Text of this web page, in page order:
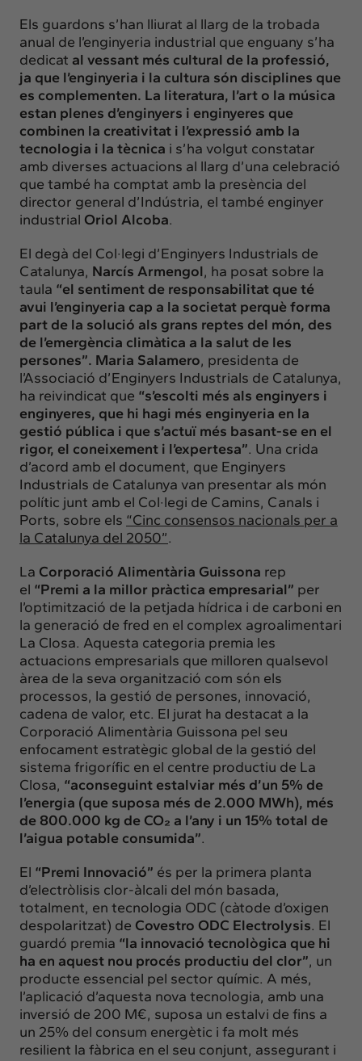
Els guardons s’han lliurat al llarg de la trobada
anual de l’enginyeria industrial que enguany s’ha
dedicat al vessant més cultural de la professió,
ja que l’enginyeria i la cultura són disciplines que
es complementen. La literatura, l’art o la música
estan plenes d’enginyers i enginyeres que
combinen la creativitat i l’expressió amb la
tecnologia i la tècnica i s’ha volgut constatar
amb diverses actuacions al llarg d’una celebració
que també ha comptat amb la presència del
director general d’Indústria, el també enginyer
industrial Oriol Alcoba.
El degà del Col·legi d’Enginyers Industrials de
Catalunya, Narcís Armengol, ha posat sobre la
taula “el sentiment de responsabilitat que té
avui l’enginyeria cap a la societat perquè forma
part de la solució als grans reptes del món, des
de l’emergència climàtica a la salut de les
persones”. Maria Salamero, presidenta de
l’Associació d’Enginyers Industrials de Catalunya,
ha reivindicat que “s’escolti més als enginyers i
enginyeres, que hi hagi més enginyeria en la
gestió pública i que s’actuï més basant-se en el
rigor, el coneixement i l’expertesa”. Una crida
d’acord amb el document, que Enginyers
Industrials de Catalunya van presentar als món
polític junt amb el Col·legi de Camins, Canals i
Ports, sobre els “Cinc consensos nacionals per a
la Catalunya del 2050”.
La Corporació Alimentària Guissona rep
el “Premi a la millor pràctica empresarial” per
l’optimització de la petjada hídrica i de carboni en
la generació de fred en el complex agroalimentari
La Closa. Aquesta categoria premia les
actuacions empresarials que milloren qualsevol
àrea de la seva organització com són els
processos, la gestió de persones, innovació,
cadena de valor, etc. El jurat ha destacat a la
Corporació Alimentària Guissona pel seu
enfocament estratègic global de la gestió del
sistema frigorífic en el centre productiu de La
Closa, “aconseguint estalviar més d’un 5% de
l’energia (que suposa més de 2.000 MWh), més
de 800.000 kg de CO₂ a l’any i un 15% total de
l’aigua potable consumida”.
El “Premi Innovació” és per la primera planta
d’electròlisis clor-àlcali del món basada,
totalment, en tecnologia ODC (càtode d’oxigen
despolaritzat) de Covestro ODC Electrolysis. El
guardó premia “la innovació tecnològica que hi
ha en aquest nou procés productiu del clor”, un
producte essencial pel sector químic. A més,
l’aplicació d’aquesta nova tecnologia, amb una
inversió de 200 M€, suposa un estalvi de fins a
un 25% del consum energètic i fa molt més
resilient la fàbrica en el seu conjunt, assegurant i